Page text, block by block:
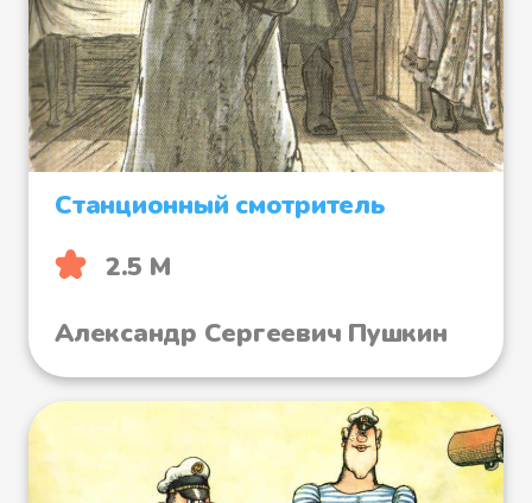
Станционный смотритель
2.5 М
Александр Сергеевич Пушкин